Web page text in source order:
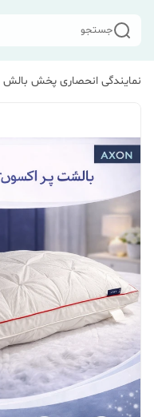
جستجو
نمایندگی انحصاری پخش